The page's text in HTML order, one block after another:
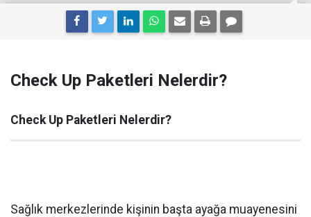
Check Up Paketleri Nelerdir?
Check Up Paketleri Nelerdir?
Sağlık merkezlerinde kişinin başta ayağa muayenesini